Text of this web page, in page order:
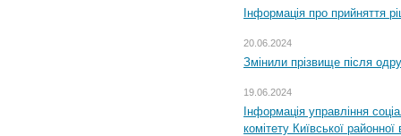
Інформація про прийняття
20.06.2024
Змінили прізвище після
19.06.2024
Інформація управління
комітету Київської